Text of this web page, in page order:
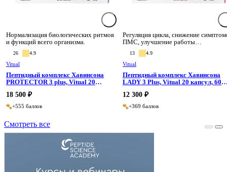
Смотреть все
Нормализация биологических ритмов
и функций всего организма.
26 4.9
Vitual
Пептидный комплекс Хавинсона
PROTECTOR 3 plus, Vitual 20
18 500 ₽
+555 баллов
Регуляция цикла, снижение
ПМС, улучшение работы
репродуктивной системы.
13 4.9
Vitual
Пептидный комплекс Хавинсона
LADY 3 Plus, Vitual 20 капсул, 60
12 300 ₽
+369 баллов